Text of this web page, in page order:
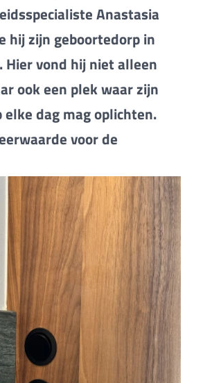
Anastasia
hij zijn geboortedorp in
Hier vond hij niet alleen
ook een plek waar zijn
elke dag mag oplichten.
voor de